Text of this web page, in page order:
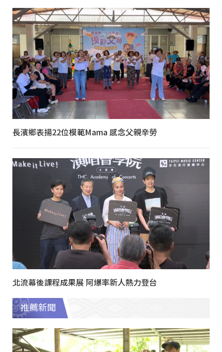
長濱鄉表揚22位模範Mama 感念父親辛勞
北流幕後課程成果展 阿爆率新人熱力登台
推薦新聞